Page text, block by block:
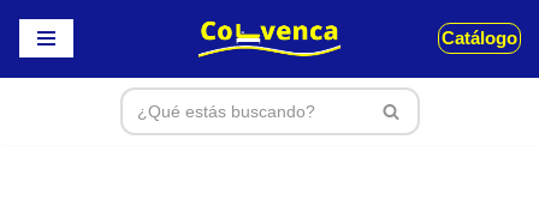
Saltar
Catálogo